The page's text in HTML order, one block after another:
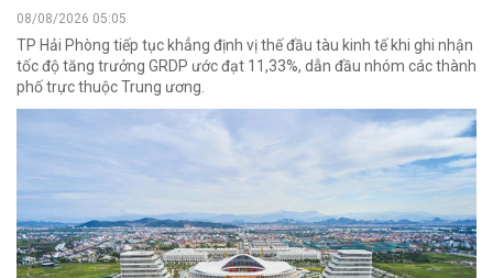
08/08/2026 05:05
TP Hải Phòng tiếp tục khẳng định vị thế đầu tàu kinh tế khi ghi nhận
tốc độ tăng trưởng GRDP ước đạt 11,33%, dẫn đầu nhóm các thành
phố trực thuộc Trung ương.